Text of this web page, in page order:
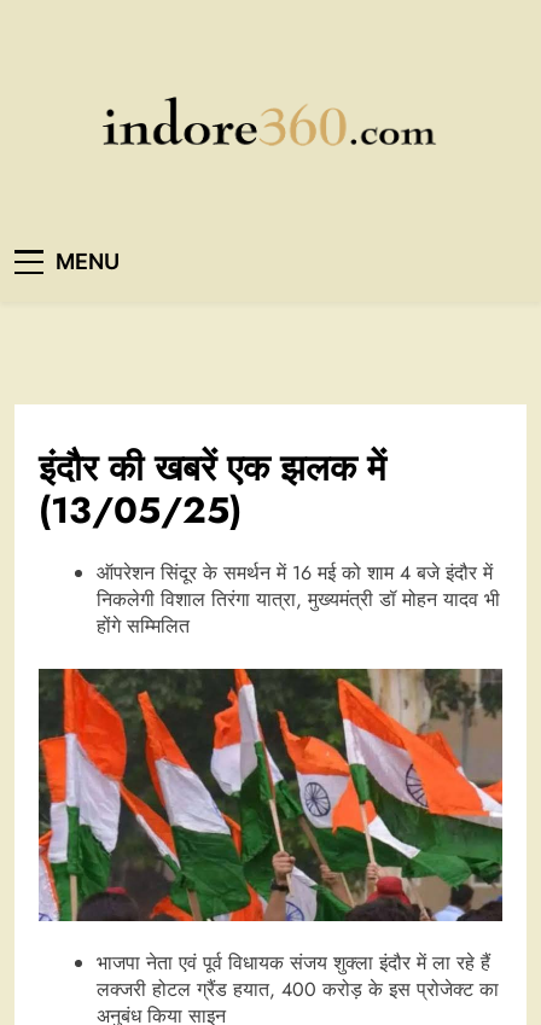
Indore360
MENU
इंदौर की खबरें एक झलक में
(13/05/25)
ऑपरेशन सिंदूर के समर्थन में 16 मई को शाम 4 बजे इंदौर में
निकलेगी विशाल तिरंगा यात्रा, मुख्यमंत्री डॉ मोहन यादव भी
होंगे सम्मिलित
भाजपा नेता एवं पूर्व विधायक संजय शुक्ला इंदौर में ला रहे हैं
लक्जरी होटल ग्रैंड हयात, 400 करोड़ के इस प्रोजेक्ट का
अनुबंध किया साइन